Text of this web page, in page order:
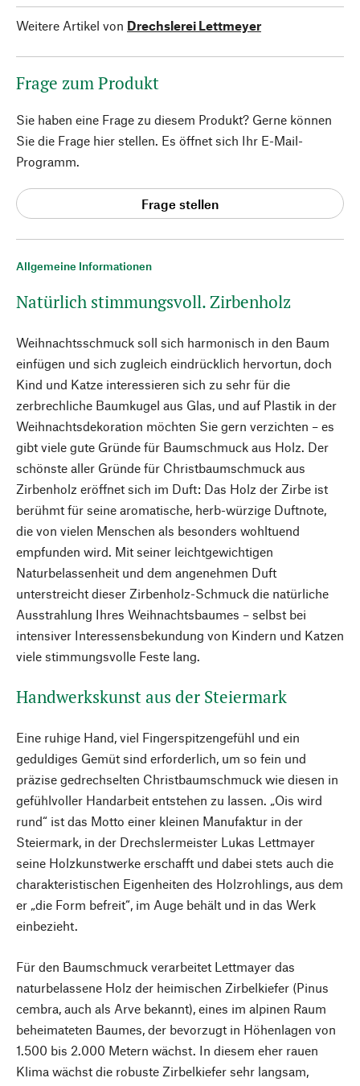
Allgemeine Informationen
Natürlich stimmungsvoll. Zirbenholz
Weihnachtsschmuck soll sich harmonisch in den Baum
einfügen und sich zugleich eindrücklich hervortun, doch
Kind und Katze interessieren sich zu sehr für die
zerbrechliche Baumkugel aus Glas, und auf Plastik in der
Weihnachtsdekoration möchten Sie gern verzichten – es
gibt viele gute Gründe für Baumschmuck aus Holz. Der
schönste aller Gründe für Christbaumschmuck aus
Zirbenholz eröffnet sich im Duft: Das Holz der Zirbe ist
berühmt für seine aromatische, herb-würzige Duftnote,
die von vielen Menschen als besonders wohltuend
empfunden wird. Mit seiner leichtgewichtigen
Naturbelassenheit und dem angenehmen Duft
unterstreicht dieser Zirbenholz-Schmuck die natürliche
Ausstrahlung Ihres Weihnachtsbaumes – selbst bei
intensiver Interessensbekundung von Kindern und Katzen
viele stimmungsvolle Feste lang.
Handwerkskunst aus der Steiermark
Eine ruhige Hand, viel Fingerspitzengefühl und ein
geduldiges Gemüt sind erforderlich, um so fein und
präzise gedrechselten Christbaumschmuck wie diesen in
gefühlvoller Handarbeit entstehen zu lassen. „Ois wird
rund“ ist das Motto einer kleinen Manufaktur in der
Steiermark, in der Drechslermeister Lukas Lettmayer
seine Holzkunstwerke erschafft und dabei stets auch die
charakteristischen Eigenheiten des Holzrohlings, aus dem
er „die Form befreit“, im Auge behält und in das Werk
einbezieht.
Für den Baumschmuck verarbeitet Lettmayer das
naturbelassene Holz der heimischen Zirbelkiefer (Pinus
cembra, auch als Arve bekannt), eines im alpinen Raum
beheimateten Baumes, der bevorzugt in Höhenlagen von
1.500 bis 2.000 Metern wächst. In diesem eher rauen
Klima wächst die robuste Zirbelkiefer sehr langsam,
Weitere Artikel von Drechslerei Lettmeyer
Frage zum Produkt
Sie haben eine Frage zu diesem Produkt? Gerne können
Sie die Frage hier stellen. Es öffnet sich Ihr E-Mail-
Programm.
Frage stellen